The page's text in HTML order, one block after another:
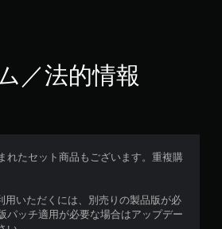
／法的情報
れたセット商品もございます。重複購
いただくには、別売りの製品版が必
パッチ適用が必要な場合はアップデー